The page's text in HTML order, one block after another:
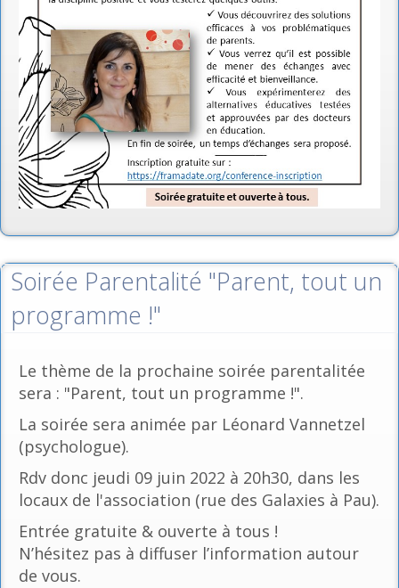
Soirée Parentalité "Parent, tout un
programme !"
Le thème de la prochaine soirée parentalitée
sera : "Parent, tout un programme !".
La soirée sera animée par Léonard Vannetzel
(psychologue).
Rdv donc jeudi 09 juin 2022 à 20h30, dans les
locaux de l'association (rue des Galaxies à Pau).
Entrée gratuite & ouverte à tous !
N’hésitez pas à diffuser l’information autour
de vous.